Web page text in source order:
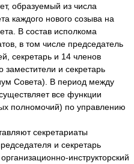
образуемый из числа
каждого нового созыва на
В состав исполкома
в том числе председатель
секретарь и 14 членов
заместители и секретарь
Совета). В период между
все функции
полномочий) по управлению
секретариаты
и секретарь
инструкторский